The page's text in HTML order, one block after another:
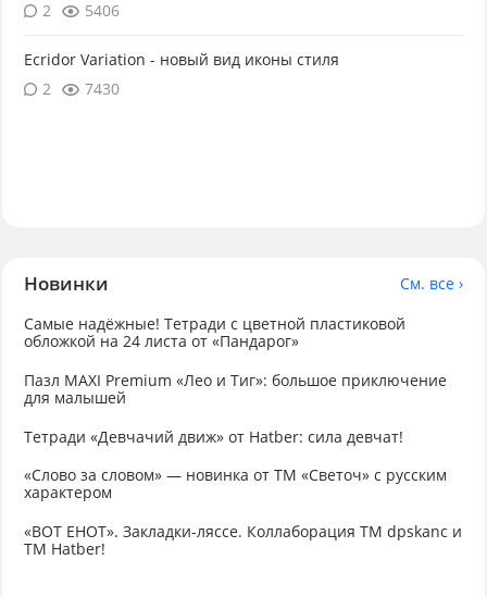
2
5406
Ecridor Variation - новый вид иконы стиля
2
7430
Новинки
См. все ›
Самые надёжные! Тетради с цветной пластиковой
обложкой на 24 листа от «Пандарог»
Пазл MAXI Premium «Лео и Тиг»: большое приключение
для малышей
Тетради «Девчачий движ» от Hatber: сила девчат!
«Слово за словом» — новинка от ТМ «Светоч» с русским
характером
«ВОТ ЕНОТ». Закладки-ляссе. Коллаборация TM dpskanc и
ТМ Hatber!